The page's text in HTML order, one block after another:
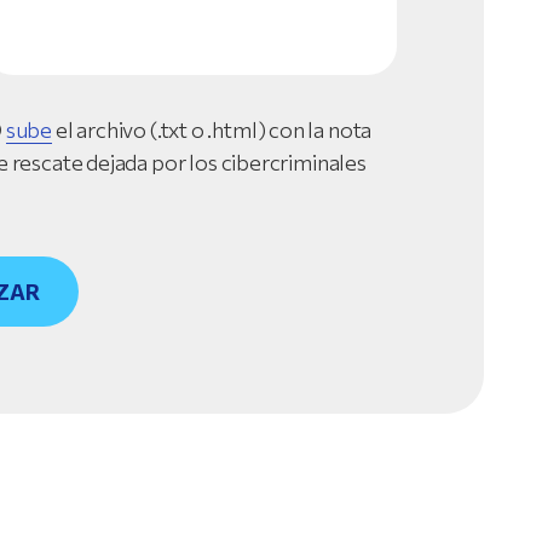
subeel archivo (.txt o .html) con la nota
rescate dejada por los cibercriminales